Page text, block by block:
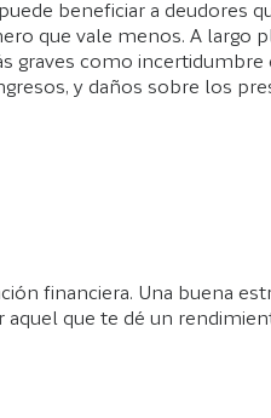
beneficiar a deudores
que vale menos. A largo
graves como incertidumbre
y daños sobre los
financiera. Una buena
que te dé un